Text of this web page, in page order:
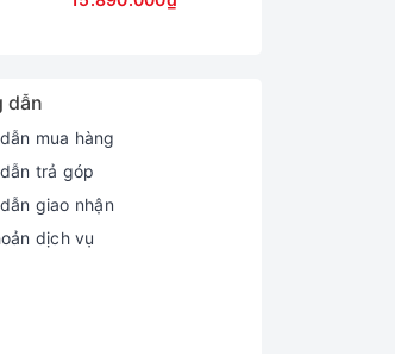
hỗ trợ cảm ứng đa điểm
A530M 4GB, 15.6" FHD
dẫn
mua hàng
trả góp
giao nhận
dịch vụ